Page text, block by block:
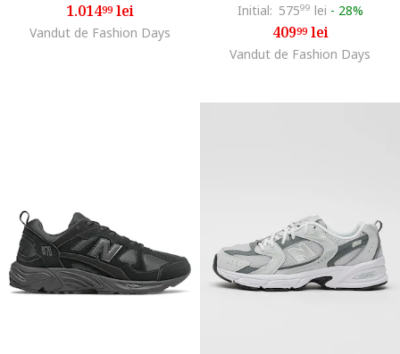
1.01499lei
Vandut de Fashion Days
Initial: 57599 lei - 28%
40999lei
Vandut de Fashion Days